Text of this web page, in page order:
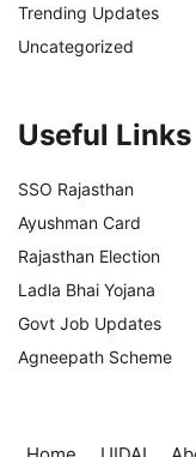
Trending Updates
Uncategorized
Useful Links
SSO Rajasthan
Ayushman Card
Rajasthan Election
Ladla Bhai Yojana
Govt Job Updates
Agneepath Scheme